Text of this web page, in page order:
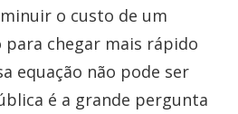
o custo de um
chegar mais rápido
equação não pode ser
é a grande pergunta